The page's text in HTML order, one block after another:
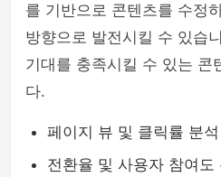
를 기반으로 콘텐츠를 수정
방향으로 발전시킬 수 있습
기대를 충족시킬 수 있는 콘
다.
페이지 뷰 및 클릭률 분석
전환율 및 사용자 참여도